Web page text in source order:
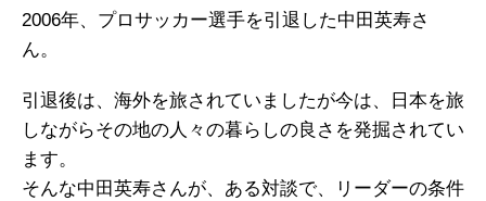
2006年、プロサッカー選手を引退した中田英寿さ
ん。
引退後は、海外を旅されていましたが今は、日本を旅
しながらその地の人々の暮らしの良さを発掘されてい
ます。
そんな中田英寿さんが、ある対談で、リーダーの条件